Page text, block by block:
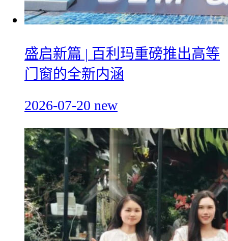
盛启新篇 | 百利玛重磅推出高等
门窗的全新内涵
2026-07-20 new